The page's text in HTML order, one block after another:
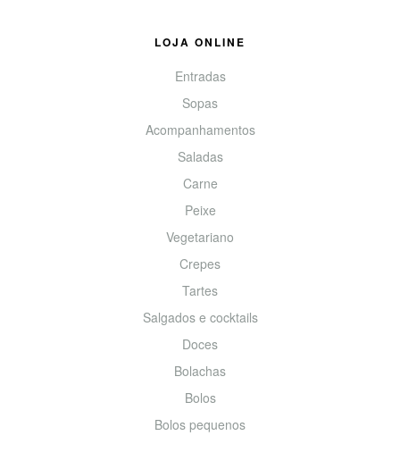
LOJA ONLINE
Entradas
Sopas
Acompanhamentos
Saladas
Carne
Peixe
Vegetariano
Crepes
Tartes
Salgados e cocktails
Doces
Bolachas
Bolos
Bolos pequenos